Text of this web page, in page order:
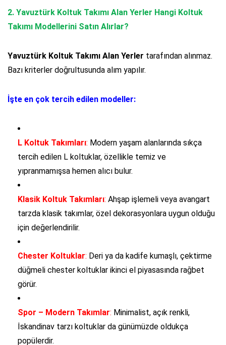
2. Yavuztürk Koltuk Takımı Alan Yerler Hangi Koltuk
Takımı Modellerini Satın Alırlar?
Yavuztürk Koltuk Takımı Alan Yerler tarafından alınmaz.
Bazı kriterler doğrultusunda alım yapılır.
İşte en çok tercih edilen modeller:
L Koltuk Takımları: Modern yaşam alanlarında sıkça
tercih edilen L koltuklar, özellikle temiz ve
yıpranmamışsa hemen alıcı bulur.
Klasik Koltuk Takımları: Ahşap işlemeli veya avangart
tarzda klasik takımlar, özel dekorasyonlara uygun olduğu
için değerlendirilir.
Chester Koltuklar: Deri ya da kadife kumaşlı, çektirme
düğmeli chester koltuklar ikinci el piyasasında rağbet
görür.
Spor – Modern Takımlar: Minimalist, açık renkli,
İskandinav tarzı koltuklar da günümüzde oldukça
popülerdir.